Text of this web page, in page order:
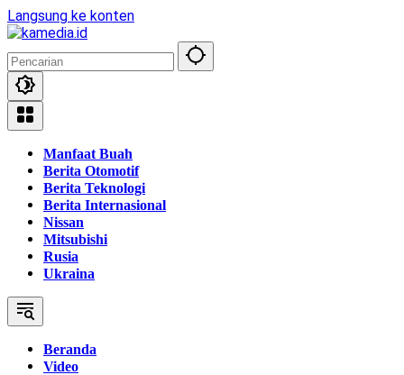
Langsung ke konten
Manfaat Buah
Berita Otomotif
Berita Teknologi
Berita Internasional
Nissan
Mitsubishi
Rusia
Ukraina
Beranda
Video